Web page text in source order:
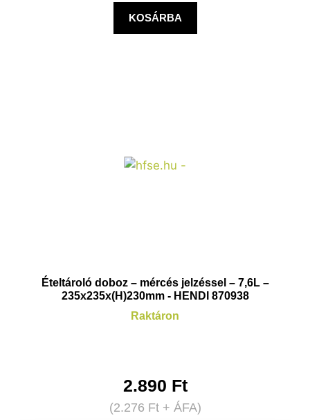
KOSÁRBA
Ételtároló doboz – mércés jelzéssel – 7,6L –
235x235x(H)230mm - HENDI 870938
Raktáron
2.890 Ft
(2.276 Ft+ ÁFA)